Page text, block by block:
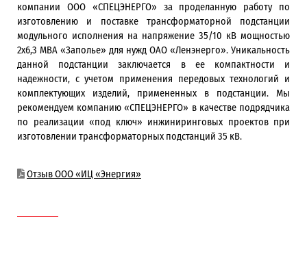
компании ООО «СПЕЦЭНЕРГО» за проделанную работу по
изготовлению и поставке трансформаторной подстанции
модульного исполнения на напряжение 35/10 кВ мощностью
2х6,3 МВА «Заполье» для нужд ОАО «Ленэнерго». Уникальность
данной подстанции заключается в ее компактности и
надежности, с учетом применения передовых технологий и
комплектующих изделий, примененных в подстанции. Мы
рекомендуем компанию «СПЕЦЭНЕРГО» в качестве подрядчика
по реализации «под ключ» инжиниринговых проектов при
изготовлении трансформаторных подстанций 35 кВ.
Отзыв ООО «ИЦ «Энергия»